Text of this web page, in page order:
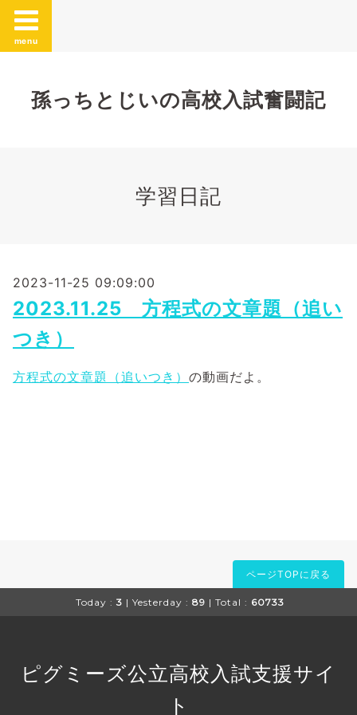
menu
孫っちとじいの高校入試奮闘記
学習日記
2023-11-25 09:09:00
2023.11.25 方程式の文章題（追い
つき）
方程式の文章題（追いつき） の動画だよ。
ページTOPに戻る
Today : 3 | Yesterday : 89 | Total : 60733
ピグミーズ公立高校入試支援サイ
ト